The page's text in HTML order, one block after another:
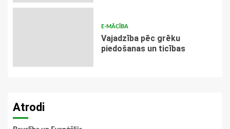
E-MĀCĪBA
Vajadzība pēc grēku
piedošanas un ticības
Atrodi